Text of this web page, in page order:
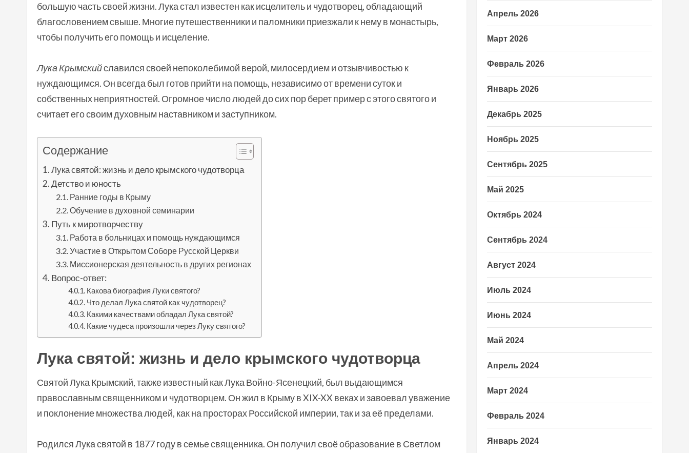
большую часть своей жизни. Лука стал известен как исцелитель и чудотворец, обладающий
благословением свыше. Многие путешественники и паломники приезжали к нему в монастырь,
чтобы получить его помощь и исцеление.
Лука Крымскийславился своей непоколебимой верой, милосердием и отзывчивостью к
нуждающимся. Он всегда был готов прийти на помощь, независимо от времени суток и
собственных неприятностей. Огромное число людей до сих пор берет пример с этого святого и
считает его своим духовным наставником и заступником.
Содержание
Лука святой: жизнь и дело крымского чудотворца
Детство и юность
Ранние годы в Крыму
Обучение в духовной семинарии
Путь к миротворчеству
Работа в больницах и помощь нуждающимся
Участие в Открытом Соборе Русской Церкви
Миссионерская деятельность в других регионах
Вопрос-ответ:
Какова биография Луки святого?
Что делал Лука святой как чудотворец?
Какими качествами обладал Лука святой?
Какие чудеса произошли через Луку святого?
Лука святой: жизнь и дело крымского чудотворца
Святой Лука Крымский, также известный как Лука Войно-Ясенецкий, был выдающимся
православным священником и чудотворцем. Он жил в Крыму в XIX-XX веках и завоевал уважение
и поклонение множества людей, как на просторах Российской империи, так и за её пределами.
Родился Лука святой в 1877 году в семье священника. Он получил своё образование в Светлом
Апрель 2026
Март 2026
Февраль 2026
Январь 2026
Декабрь 2025
Ноябрь 2025
Сентябрь 2025
Май 2025
Октябрь 2024
Сентябрь 2024
Август 2024
Июль 2024
Июнь 2024
Май 2024
Апрель 2024
Март 2024
Февраль 2024
Январь 2024